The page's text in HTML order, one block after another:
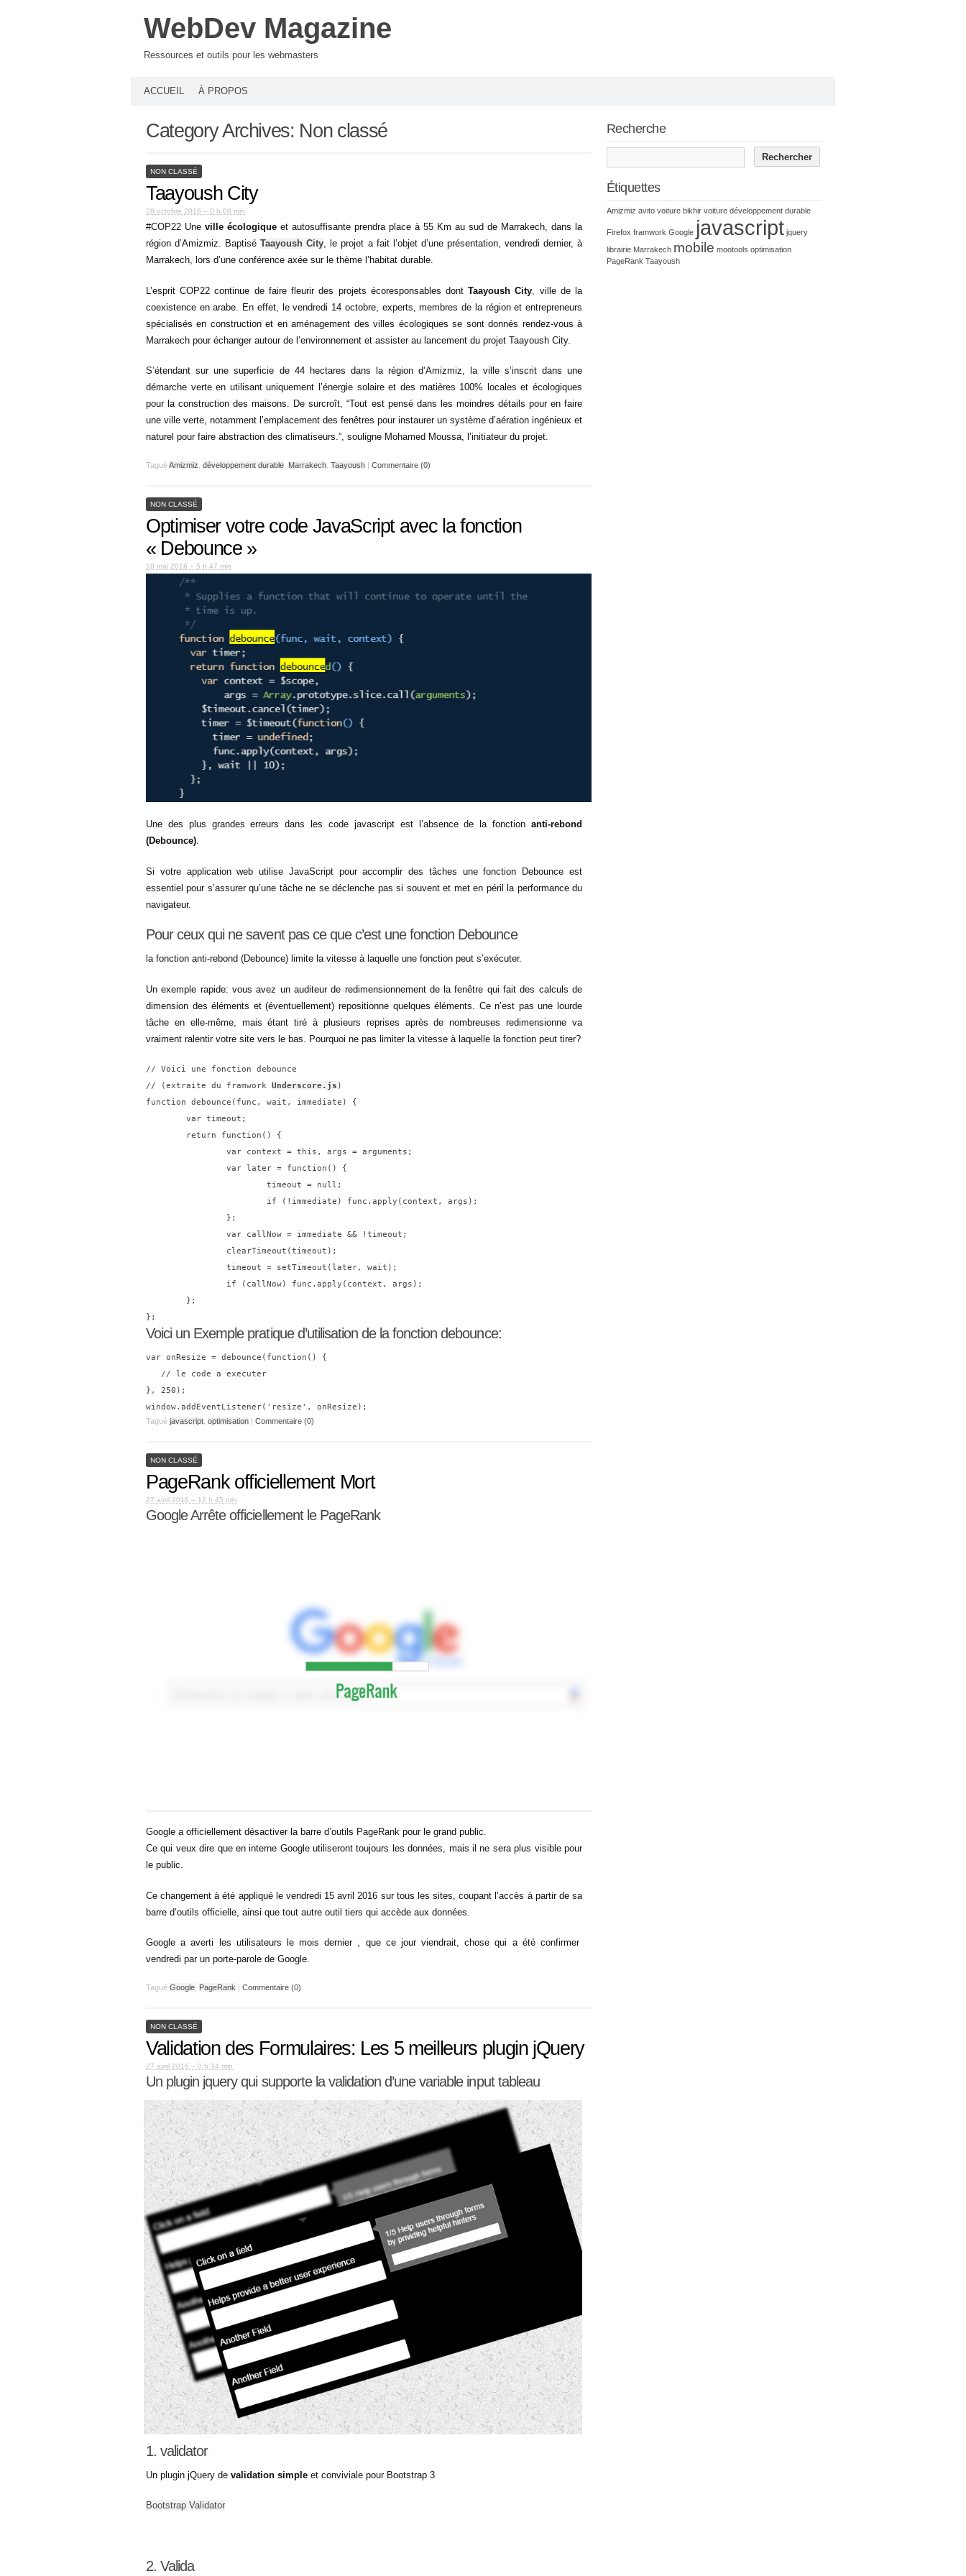
WebDev Magazine
Ressources et outils pour les webmasters
ACCUEIL À PROPOS
Category Archives: Non classé
NON CLASSÉ
Taayoush City
28 octobre 2016 – 0 h 08 min
#COP22 Une ville écologique et autosuffisante prendra place à 55 Km au sud de Marrakech, dans la
région d’Amizmiz. BaptiséTaayoush City, le projet a fait l’objet d’une présentation, vendredi dernier, à
Marrakech, lors d’une conférence axée sur le thème l’habitat durable.
L’esprit COP22 continue de faire fleurir des projets écoresponsables dontTaayoush City , ville de la
coexistence en arabe. En effet, le vendredi 14 octobre, experts, membres de la région et entrepreneurs
spécialisés en construction et en aménagement des villes écologiques se sont donnés rendez-vous à
Marrakech pour échanger autour de l’environnement et assister au lancement du projet Taayoush City.
S’étendant sur une superficie de 44 hectares dans la région d’Amizmiz, la ville s’inscrit dans une
démarche verte en utilisant uniquement l’énergie solaire et des matières 100% locales et écologiques
pour la construction des maisons. De surcroît, “Tout est pensé dans les moindres détails pour en faire
une ville verte, notamment l’emplacement des fenêtres pour instaurer un système d’aération ingénieux et
naturel pour faire abstraction des climatiseurs.”, souligne Mohamed Moussa, l’initiateur du projet.
TaguéAmizmiz développement durable Marrakech Taayoush | Commentaire (0)
NON CLASSÉ
Optimiser votre code JavaScript avec la fonction
« Debounce »
18 mai 2016 – 5 h 47 min
Une des plus grandes erreurs dans les code javascript est l’absence de la fonction anti-rebond
(Debounce).
Si votre application web utilise JavaScript pour accomplir des tâches une fonction Debounce est
essentiel pour s’assurer qu’une tâche ne se déclenche pas si souvent et met en péril la performance du
navigateur.
Pour ceux qui ne savent pas ce que c’est une fonction Debounce
la fonction anti-rebond (Debounce) limite la vitesse à laquelle une fonction peut s’exécuter.
Un exemple rapide: vous avez un auditeur de redimensionnement de la fenêtre qui fait des calculs de
dimension des éléments et (éventuellement) repositionne quelques éléments. Ce n’est pas une lourde
tâche en elle-même, mais étant tiré à plusieurs reprises après de nombreuses redimensionne va
vraiment ralentir votre site vers le bas. Pourquoi ne pas limiter la vitesse à laquelle la fonction peut tirer?
// Voici une fonction debounce
// (extraite du framwork Underscore.js )
function debounce(func, wait, immediate) {
Voici un Exemple pratique d’utilisation de la fonction debounce:
var onResize = debounce(function() {
   // le code a executer
}, 250);
Tagué javascript optimisation | Commentaire (0)
NON CLASSÉ
PageRank officiellement Mort
27 avril 2016 – 12 h 45 min
Google Arrête officiellement le PageRank
Google a officiellement désactiver la barre d’outils PageRank pour le grand public.
Ce qui veux dire que en interne Google utiliseront toujours les données, mais il ne sera plus visible pour
le public.
Ce changement à été appliqué le vendredi 15 avril 2016 sur tous les sites, coupant l’accès à partir de sa
barre d’outils officielle, ainsi que tout autre outil tiers qui accède aux données.
Google a averti les utilisateurs le mois dernier , que ce jour viendrait, chose qui a été confirmer
vendredi par un porte-parole de Google.
Tagué Google PageRank | Commentaire (0)
NON CLASSÉ
Validation des Formulaires: Les 5 meilleurs plugin jQuery
27 avril 2016 – 0 h 34 min
Un plugin jquery qui supporte la validation d’une variable input tableau
1. validator
Un plugin jQuery de validation simple et conviviale pour Bootstrap 3
Bootstrap Validator
2. Valida
Recherche
Étiquettes
Amizmiz avito voiture bikhir voiture développement durable
Firefox framwork Google javascript jquery
librairie Marrakech mobile mootools optimisation
PageRank Taayoush